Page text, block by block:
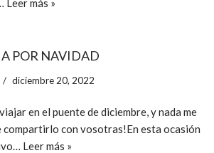
Leer más »
POR NAVIDAD
diciembre 20, 2022
en el puente de diciembre, y nada me
compartirlo con vosotras!En esta ocasión
Leer más »